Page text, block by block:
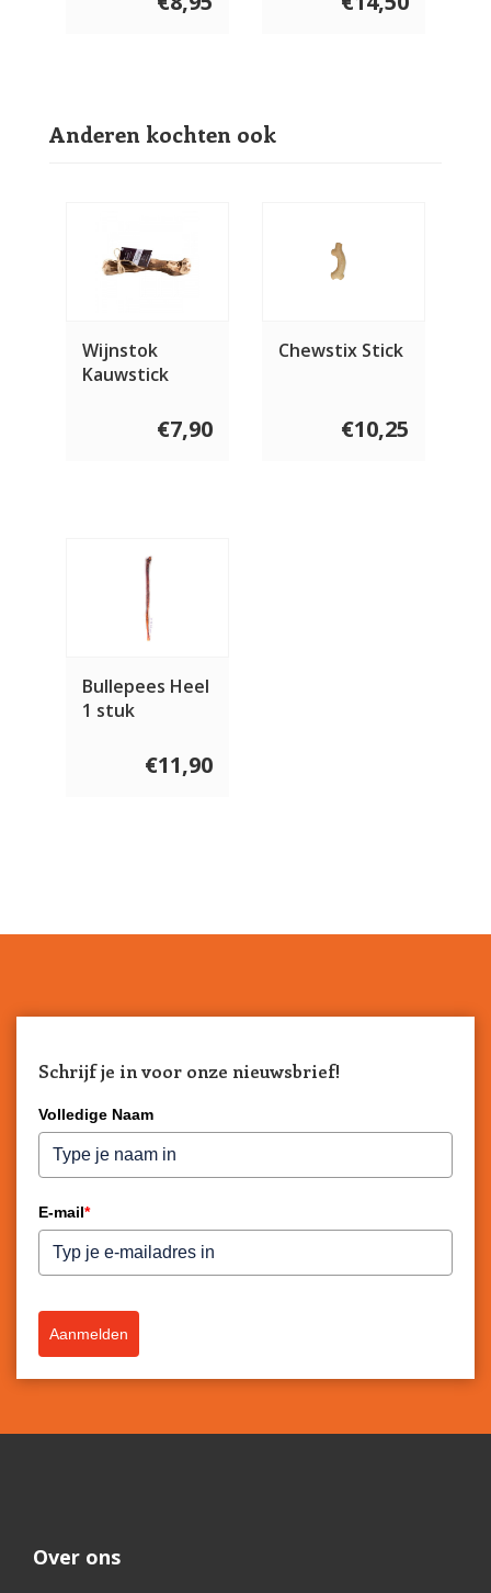
Anderen kochten ook
Wijnstok
Kauwstick
€7,90
Chewstix Stick
€10,25
Bullepees Heel
1 stuk
€11,90
Schrijf je in voor onze nieuwsbrief!
Volledige Naam
E-mail*
Aanmelden
Over ons